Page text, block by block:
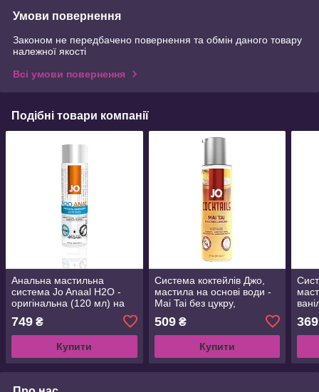
Умови повернення
Законом не передбачено повернення та обмін даного товару
належної якості
Всі умови повернення
Подібні товари компанії
Анальна мастильна
система Jo Anaal H2O -
оригінальна (120 мл) на
гліцерин
749 ₴
Купити
Система коктейлів Джо,
мастила на основі води -
Mai Tai без цукру,
овочевий гліцерин (60 мл)
509₴
Купити
369